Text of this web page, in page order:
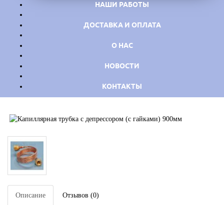
НАШИ РАБОТЫ
ДОСТАВКА И ОПЛАТА
О НАС
НОВОСТИ
КОНТАКТЫ
Описание Отзывов (0)